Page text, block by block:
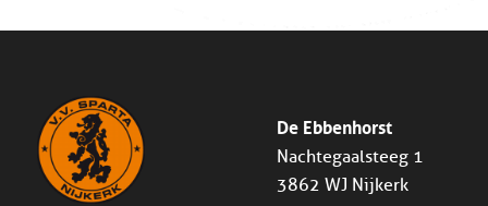
De Ebbenhorst
Nachtegaalsteeg 1
3862 WJ Nijkerk